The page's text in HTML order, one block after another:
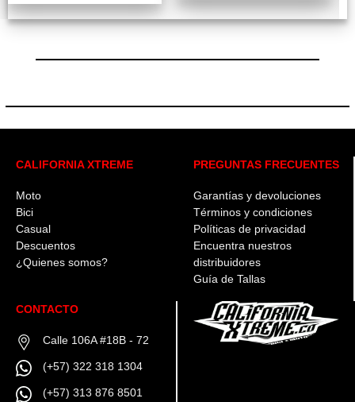
CALIFORNIA XTREME
Moto
Bici
Casual
Descuentos
¿Quienes somos?
PREGUNTAS FRECUENTES
Garantías y devoluciones
Términos y condiciones
Políticas de privacidad
Encuentra nuestros
distribuidores
Guía de Tallas
CONTACTO
Calle 106A #18B - 72
(+57) 322 318 1304
(+57) 313 876 8501